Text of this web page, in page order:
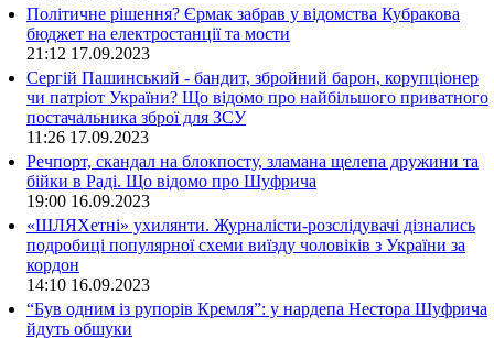
Політичне рішення? Єрмак забрав у відомства Кубракова
бюджет на електростанції та мости
21:12 17.09.2023
Сергій Пашинський - бандит, збройний барон, корупціонер
чи патріот України? Що відомо про найбільшого приватного
постачальника зброї для ЗСУ
11:26 17.09.2023
Речпорт, скандал на блокпосту, зламана щелепа дружини та
бійки в Раді. Що відомо про Шуфрича
19:00 16.09.2023
«ШЛЯХетні» ухилянти. Журналісти-розслідувачі дізнались
подробиці популярної схеми виїзду чоловіків з України за
кордон
14:10 16.09.2023
“Був одним із рупорів Кремля”: у нардепа Нестора Шуфрича
йдуть обшуки